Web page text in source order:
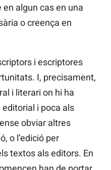
algun cas en una
o creença en
i escriptores
I, precisament,
i literari on hi ha
i poca als
obviar altres
o l’edició per
textos als editors. En